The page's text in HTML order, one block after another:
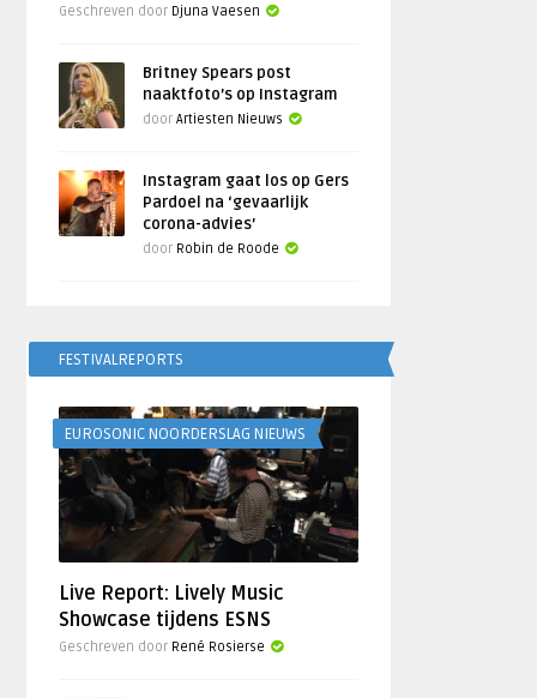
Geschreven door Djuna Vaesen
Britney Spears post
naaktfoto’s op Instagram
doorArtiesten Nieuws
Instagram gaat los op Gers
Pardoel na ‘gevaarlijk
corona-advies’
door Robin de Roode
FESTIVALREPORTS
EUROSONIC NOORDERSLAG NIEUWS
Live Report: Lively Music
Showcase tijdens ESNS
Geschreven door René Rosierse